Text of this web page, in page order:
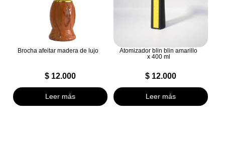
Brocha afeitar madera de lujo
$12.000
Leer más
Atomizador blin blin amarillo
x 400 ml
$12.000
Leer más